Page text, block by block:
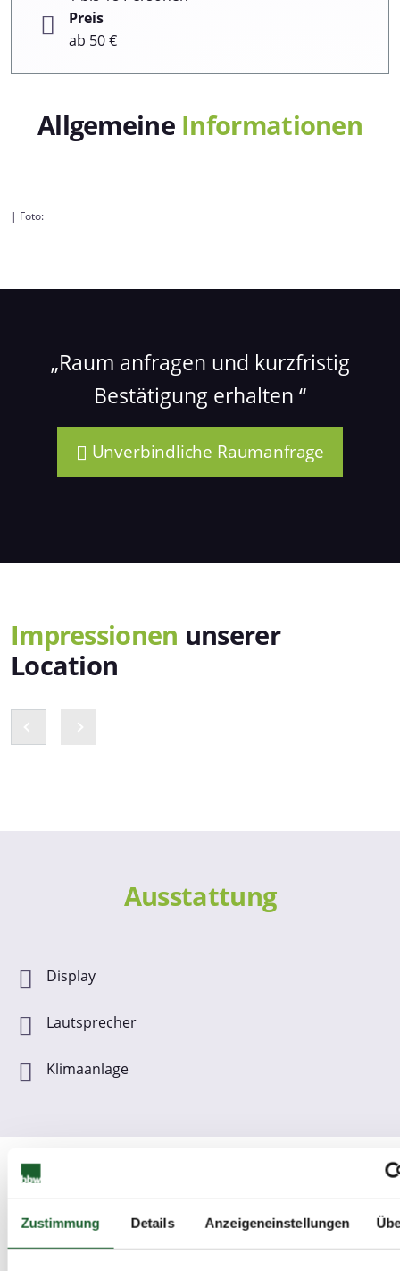
Zustimmung Details Anzeigeneinstellungen
Preis
ab 50 €
Allgemeine Informationen
| Foto:
Raum anfragen und kurzfristig
Bestätigung erhalten
Unverbindliche Raumanfrage
Impressionen unserer
Location
Ausstattung
Display
Lautsprecher
Klimaanlage
WeitereInformationen